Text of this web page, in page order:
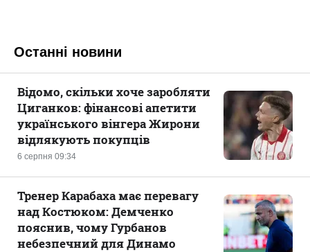
Останні новини
6 серпня 09:34
Відомо, скільки хоче заробляти
Циганков: фінансові апетити
українського вінгера Жирони
відлякують покупців
Тренер Карабаха має перевагу
над Костюком: Демченко
пояснив, чому Гурбанов
небезпечний для Динамо